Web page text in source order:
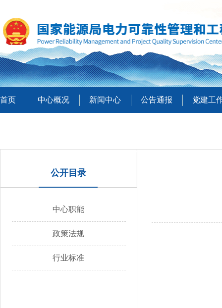
首页 中心概况 新闻中心 公告通报 党建工
公开目录
中心职能
政策法规
行业标准